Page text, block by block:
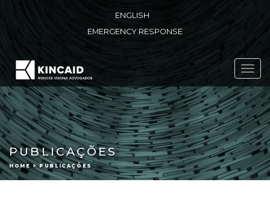
ENGLISH
EMERGENCY RESPONSE
PUBLICAÇÕES
HOME > PUBLICAÇÕES